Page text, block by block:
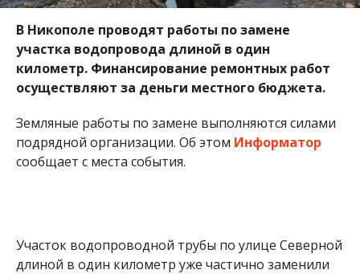
В Никополе проводят работы по замене
участка водопровода длиной в один
километр. Финансирование ремонтных работ
осуществляют за деньги местного бюджета.
Земляные работы по замене выполняются силами
подрядной организации. Об этом Информатор
сообщает с места события.
Участок водопроводной трубы по улице Северной
длиной в один километр уже частично заменили